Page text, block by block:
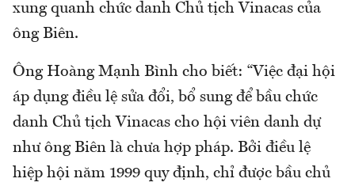
xung quanh chức danh Chủ tịch Vinacas của
ông Biên.
Ông Hoàng Mạnh Bình cho biết: “Việc đại hội
áp dụng điều lệ sửa đổi, bổ sung để bầu chức
danh Chủ tịch Vinacas cho hội viên danh dự
như ông Biên là chưa hợp pháp. Bởi điều lệ
hiệp hội năm 1999 quy định, chỉ được bầu chủ